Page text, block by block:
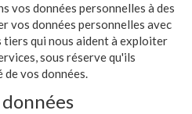
vos données personnelles à des
vos données personnelles avec
qui nous aident à exploiter
sous réserve qu'ils
vos données.